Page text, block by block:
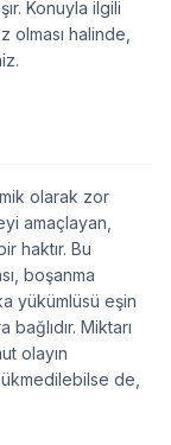
Konuyla ilgili
olması halinde,
olarak zor
amaçlayan,
haktır. Bu
boşanma
yükümlüsü eşin
Miktarı
olayın
de,